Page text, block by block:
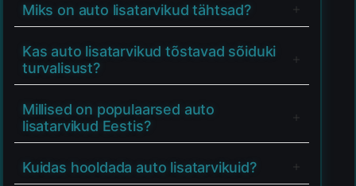
Miks on auto lisatarvikud tähtsad?
Kas auto lisatarvikud tõstavad sõiduki
turvalisust?
Millised on populaarsed auto
lisatarvikud Eestis?
Kuidas hooldada auto lisatarvikuid?